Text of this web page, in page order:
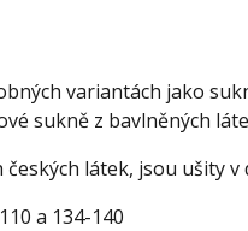
variantách jako
sukně z bavlněných
látek, jsou ušity
a 134-140